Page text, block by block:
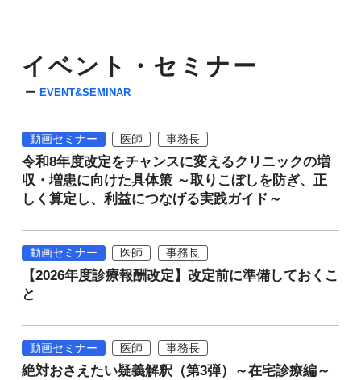
イベント・セミナー
EVENT&SEMINAR
動画セミナー 医師 事務長
令和8年度改定をチャンスに変えるクリニックの増
収・増患に向けた具体策 ～取りこぼしを防ぎ、正
しく算定し、利益につなげる実践ガイド～
動画セミナー 医師 事務長
【2026年度診療報酬改定】改定前に準備しておくこ
と
動画セミナー 医師 事務長
絶対おさえたい疑義解釈（第3弾）～在宅診療編～